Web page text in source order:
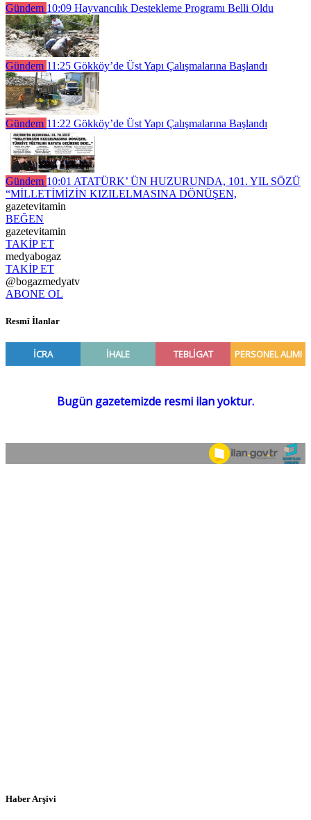
Gündem 10:09 Hayvancılık Destekleme Programı Belli Oldu
Gündem 11:25 Gökköy’de Üst Yapı Çalışmalarına Başlandı
Gündem 11:22 Gökköy’de Üst Yapı Çalışmalarına Başlandı
Gündem 10:01 ATATÜRK’ ÜN HUZURUNDA, 101. YIL SÖZÜ
“MİLLETİMİZİN KIZILELMASINA DÖNÜŞEN,
gazetevitamin
BEĞEN
gazetevitamin
TAKİP ET
medyabogaz
TAKİP ET
@bogazmedyatv
ABONE OL
Resmî İlanlar
Haber Arşivi